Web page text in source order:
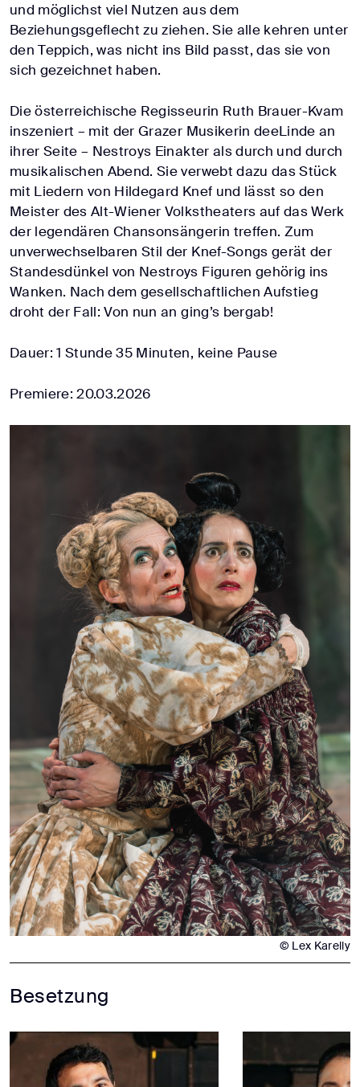
und möglichst viel Nutzen aus dem
Beziehungsgeflecht zu ziehen. Sie alle kehren unter
den Teppich, was nicht ins Bild passt, das sie von
sich gezeichnet haben.
Die österreichische Regisseurin Ruth Brauer-Kvam
inszeniert – mit der Grazer Musikerin deeLinde an
ihrer Seite – Nestroys Einakter als durch und durch
musikalischen Abend. Sie verwebt dazu das Stück
mit Liedern von Hildegard Knef und lässt so den
Meister des Alt-Wiener Volkstheaters auf das Werk
der legendären Chansonsängerin treffen. Zum
unverwechselbaren Stil der Knef-Songs gerät der
Standesdünkel von Nestroys Figuren gehörig ins
Wanken. Nach dem gesellschaftlichen Aufstieg
droht der Fall: Von nun an ging’s bergab!
Dauer: 1 Stunde 35 Minuten, keine Pause
Premiere: 20.03.2026
© Lex Karelly
Besetzung